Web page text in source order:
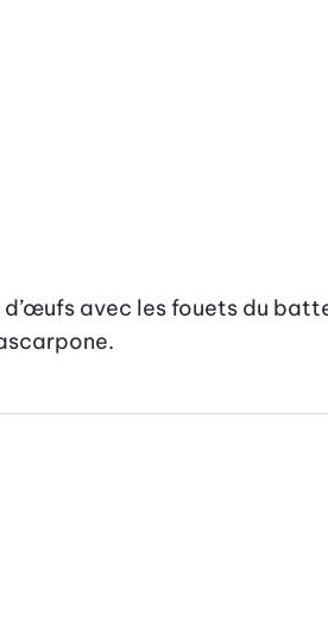
avec les fouets du